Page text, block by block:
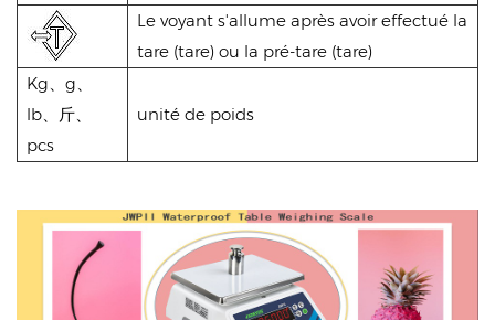
Le voyant s'allume après avoir effectué la
tare (tare) ou la pré-tare (tare)
Kg、g、
lb、斤、
pcs
unité de poids